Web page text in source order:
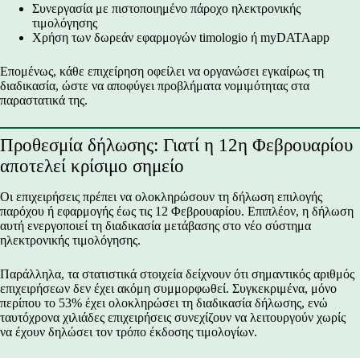
Συνεργασία με πιστοποιημένο πάροχο ηλεκτρονικής
τιμολόγησης
Χρήση των δωρεάν εφαρμογών timologio ή myDATAapp
Επομένως, κάθε επιχείρηση οφείλει να οργανώσει εγκαίρως τη
διαδικασία, ώστε να αποφύγει προβλήματα νομιμότητας στα
παραστατικά της.
Προθεσμία δήλωσης: Γιατί η 12η Φεβρουαρίου
αποτελεί κρίσιμο σημείο
Οι επιχειρήσεις πρέπει να ολοκληρώσουν τη δήλωση επιλογής
παρόχου ή εφαρμογής έως τις 12 Φεβρουαρίου. Επιπλέον, η δήλωση
αυτή ενεργοποιεί τη διαδικασία μετάβασης στο νέο σύστημα
ηλεκτρονικής τιμολόγησης.
Παράλληλα, τα στατιστικά στοιχεία δείχνουν ότι σημαντικός αριθμός
επιχειρήσεων δεν έχει ακόμη συμμορφωθεί. Συγκεκριμένα, μόνο
περίπου το 53% έχει ολοκληρώσει τη διαδικασία δήλωσης, ενώ
ταυτόχρονα χιλιάδες επιχειρήσεις συνεχίζουν να λειτουργούν χωρίς
να έχουν δηλώσει τον τρόπο έκδοσης τιμολογίων.